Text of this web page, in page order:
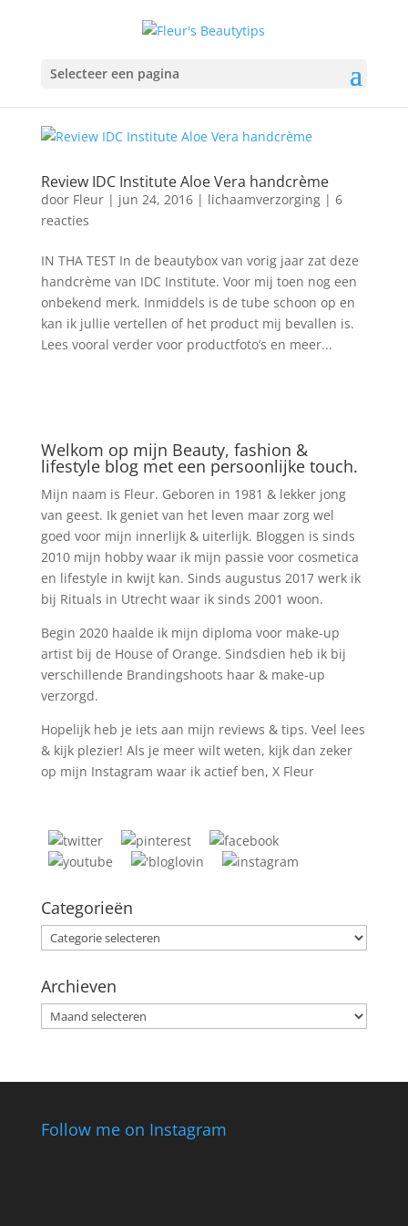
Selecteer een pagina
Review IDC Institute Aloe Vera handcrème
door Fleur| jun 24, 2016| lichaamverzorging| 6
reacties
IN THA TEST In de beautybox van vorig jaar zat deze
handcrème van IDC Institute. Voor mij toen nog een
onbekend merk. Inmiddels is de tube schoon op en
kan ik jullie vertellen of het product mij bevallen is.
Lees vooral verder voor productfoto’s en meer...
Welkom op mijn Beauty, fashion &
lifestyle blog met een persoonlijke touch.
Mijn naam is Fleur. Geboren in 1981 & lekker jong
van geest. Ik geniet van het leven maar zorg wel
goed voor mijn innerlijk & uiterlijk. Bloggen is sinds
2010 mijn hobby waar ik mijn passie voor cosmetica
en lifestyle in kwijt kan. Sinds augustus 2017 werk ik
bij Rituals in Utrecht waar ik sinds 2001 woon.
Begin 2020 haalde ik mijn diploma voor make-up
artist bij de House of Orange. Sindsdien heb ik bij
verschillende Brandingshoots haar & make-up
verzorgd.
Hopelijk heb je iets aan mijn reviews & tips. Veel lees
& kijk plezier! Als je meer wilt weten, kijk dan zeker
op mijn Instagram waar ik actief ben, X Fleur
Categorieën
Categorieën
Archieven
Archieven
Follow me on Instagram